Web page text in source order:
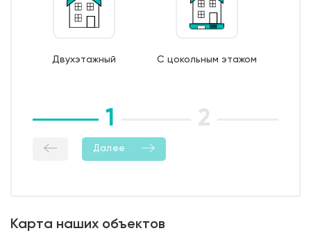
Двухэтажный С цокольным этажом
1 2
Далее
Карта наших объектов